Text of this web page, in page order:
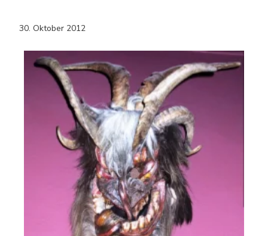
30. Oktober 2012